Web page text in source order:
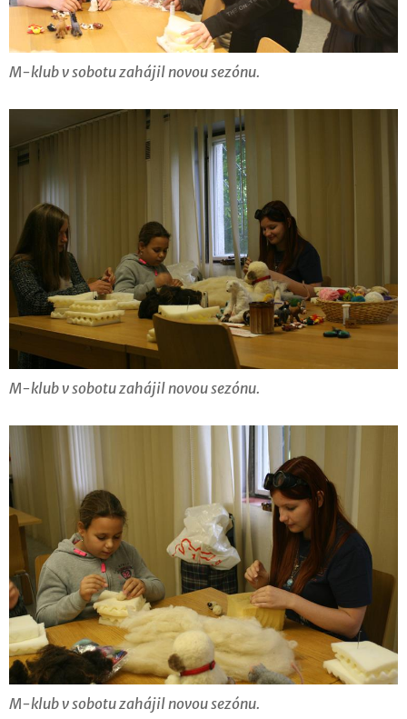
M-klub v sobotu zahájil novou sezónu.
M-klub v sobotu zahájil novou sezónu.
M-klub v sobotu zahájil novou sezónu.